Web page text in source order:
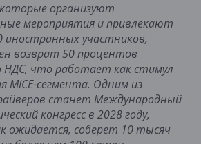
организуют
мероприятия и привлекают
иностранных участников,
возврат 50 процентов
НДС, что работает как стимул
MICE-сегмента. Одним из
станет Международный
конгресс в 2028 году,
ожидается, соберет 10 тысяч